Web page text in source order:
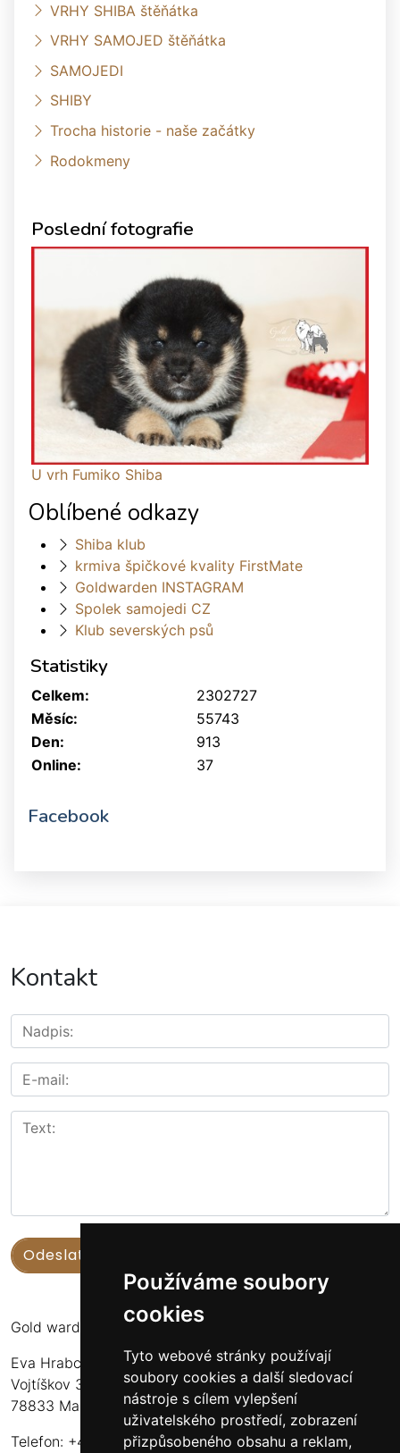
Používáme soubory
cookies
Tyto webové stránky používají
soubory cookies a další sledovací
nástroje s cílem vylepšení
uživatelského prostředí, zobrazení
přizpůsobeného obsahu a reklam,
VRHY SHIBA štěňátka
VRHY SAMOJED štěňátka
SAMOJEDI
SHIBY
Trocha historie - naše začátky
Rodokmeny
Poslední fotografie
U vrh Fumiko Shiba
Oblíbené odkazy
Shiba klub
krmiva špičkové kvality FirstMate
Goldwarden INSTAGRAM
Spolek samojedi CZ
Klub severských psů
Statistiky
Online: 37
Celkem:
2302727
Měsíc:
55743
Den:
913
Facebook
Kontakt
Gold warden
Eva Hrabcová
Vojtíškov 3
78833 Malá Morava
Telefon: +420 777 549 171